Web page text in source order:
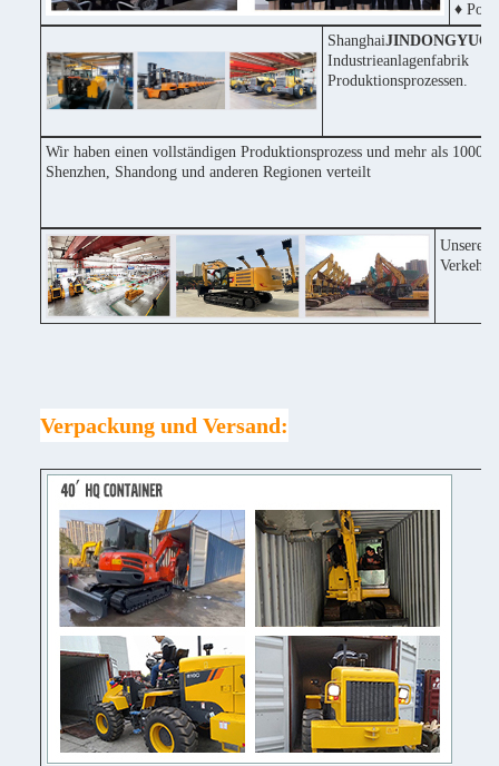
♦
ShanghaiJINDONGYU
Produktionsprozessen.
Wir haben einen vollständigen Produktionsprozess und mehr als 1000
Shenzhen, Shandong und anderen Regionen verteilt
Unsere
Verpackung und Versand: